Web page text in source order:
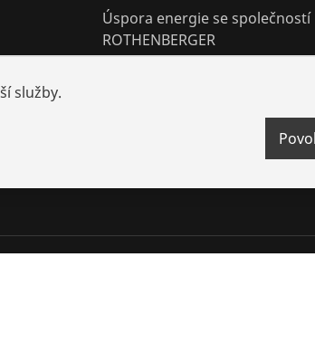
Úspora energie se společností
ROTHENBERGER
služby.